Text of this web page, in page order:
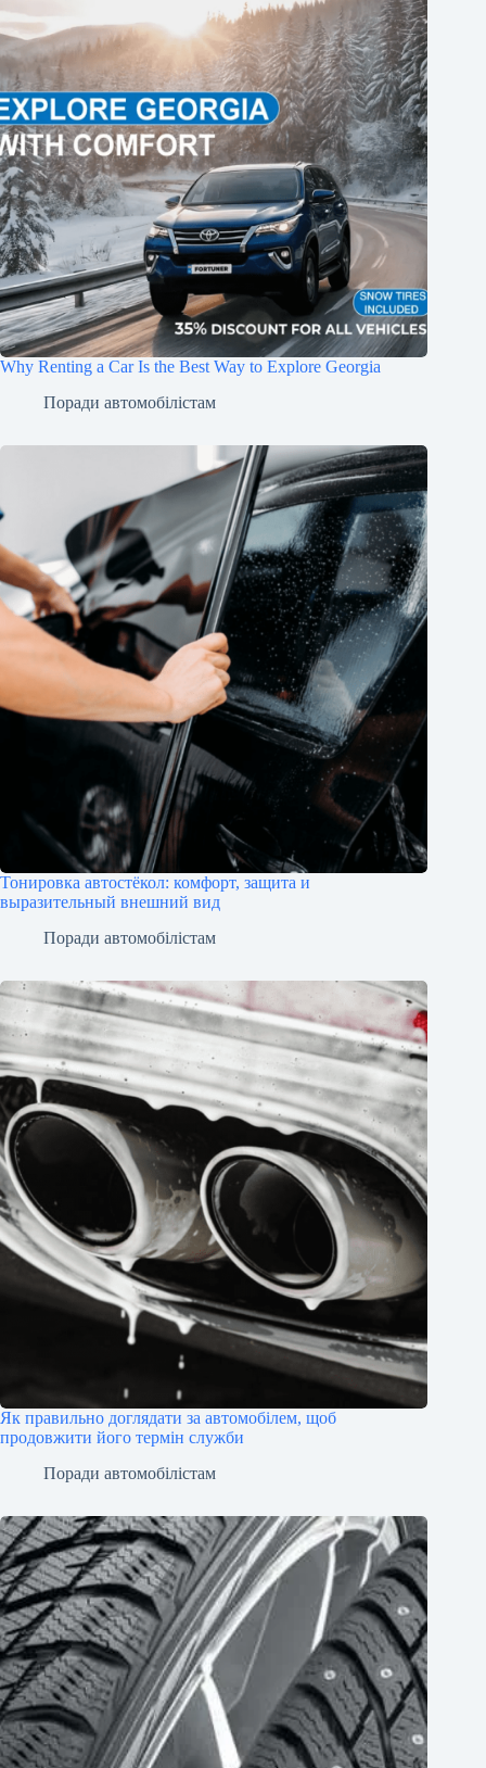
Why Renting a Car Is the Best Way to Explore Georgia
Поради автомобілістам
Тонировка автостёкол: комфорт, защита и
выразительный внешний вид
Поради автомобілістам
Як правильно доглядати за автомобілем, щоб
продовжити його термін служби
Поради автомобілістам